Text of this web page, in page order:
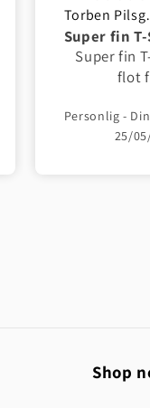
Super fin
flot
25/
Shop